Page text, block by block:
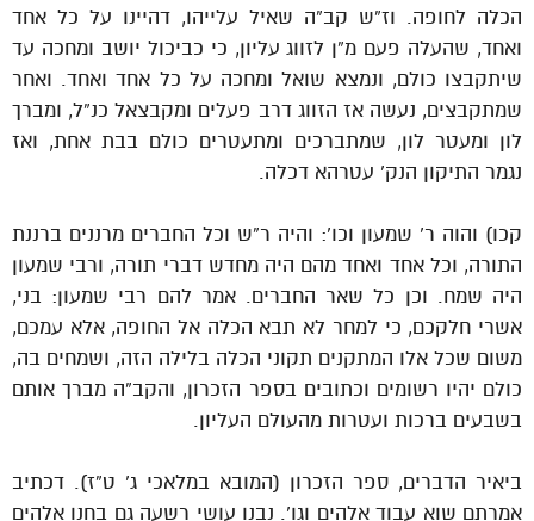
הכלה לחופה. וז”ש קב”ה שאיל עלייהו, דהיינו על כל אחד
ואחד, שהעלה פעם מ”ן לזווג עליון, כי כביכול יושב ומחכה עד
שיתקבצו כולם, ונמצא שואל ומחכה על כל אחד ואחד. ואחר
שמתקבצים, נעשה אז הזווג דרב פעלים ומקבצאל כנ”ל, ומברך
לון ומעטר לון, שמתברכים ומתעטרים כולם בבת אחת, ואז
נגמר התיקון הנק’ עטרהא דכלה.
קכו) והוה ר’ שמעון וכו’: והיה ר”ש וכל החברים מרננים ברננת
התורה, וכל אחד ואחד מהם היה מחדש דברי תורה, ורבי שמעון
היה שמח. וכן כל שאר החברים. אמר להם רבי שמעון: בני,
אשרי חלקכם, כי למחר לא תבא הכלה אל החופה, אלא עמכם,
משום שכל אלו המתקנים תקוני הכלה בלילה הזה, ושמחים בה,
כולם יהיו רשומים וכתובים בספר הזכרון, והקב”ה מברך אותם
בשבעים ברכות ועטרות מהעולם העליון.
ביאיר הדברים, ספר הזכרון (המובא במלאכי ג’ ט”ז). דכתיב
אמרתם שוא עבוד אלהים וגו’. נבנו עושי רשעה גם בחנו אלהים